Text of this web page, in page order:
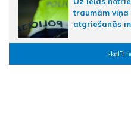
traumām
atgriešanās
skatīt